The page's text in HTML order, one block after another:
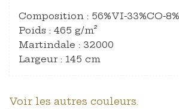
Composition : 56%VI-33%CO-
Poids : 465 g/m²
Martindale : 32000
Largeur : 145 cm
Voir les autres couleurs.